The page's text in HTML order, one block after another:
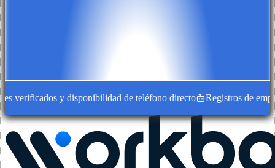
verificados y disponibilidad de teléfono directo Registros de